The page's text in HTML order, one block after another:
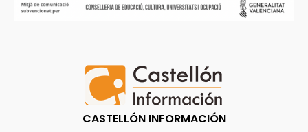
CASTELLÓN INFORMACIÓN